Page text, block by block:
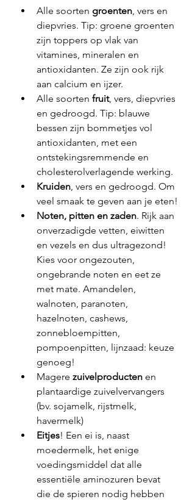
Alle soorten groenten, vers en
diepvries. Tip: groene groenten
zijn toppers op vlak van
vitamines, mineralen en
antioxidanten. Ze zijn ook rijk
aan calcium en ijzer.
Alle soorten fruit, vers, diepvries
en gedroogd. Tip: blauwe
bessen zijn bommetjes vol
antioxidanten, met een
ontstekingsremmende en
cholesterolverlagende werking.
Kruiden, vers en gedroogd. Om
veel smaak te geven aan je eten!
Noten, pitten en zaden. Rijk aan
onverzadigde vetten, eiwitten
en vezels en dus ultragezond!
Kies voor ongezouten,
ongebrande noten en eet ze
met mate. Amandelen,
walnoten, paranoten,
hazelnoten, cashews,
zonnebloempitten,
pompoenpitten, lijnzaad: keuze
genoeg!
Magere zuivelproducten en
plantaardige zuivelvervangers
(bv. sojamelk, rijstmelk,
havermelk)
Eitjes! Een ei is, naast
moedermelk, het enige
voedingsmiddel dat alle
essentiële aminozuren bevat
die de spieren nodig hebben